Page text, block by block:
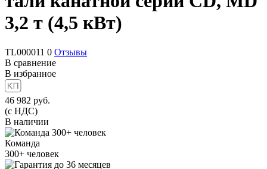
3,2 т (4,5 кВт)
TL000011 0 Отзывы
В сравнение
В избранное
46 982 руб.
(с НДС)
В наличии
Команда
300+ человек